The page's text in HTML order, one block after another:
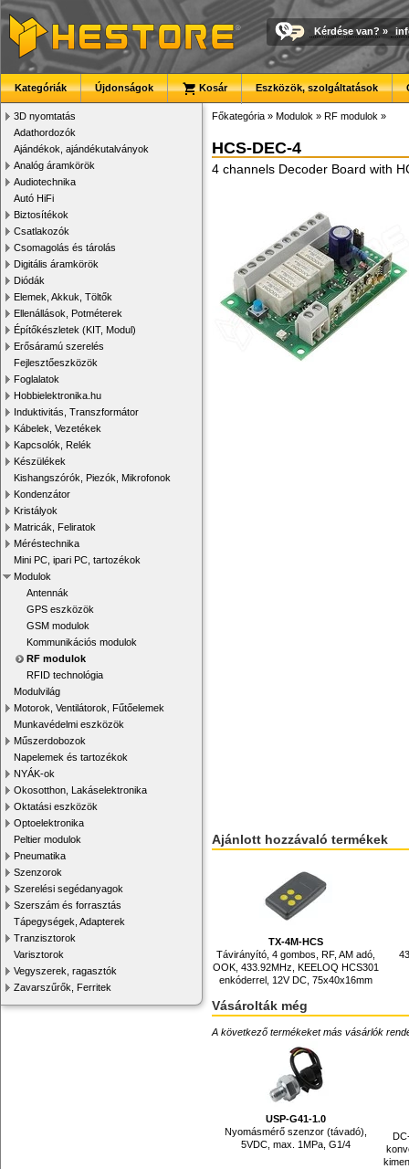
Kérdése van? »
Kategóriák Újdonságok Kosár Eszközök, szolgáltatások
3D nyomtatás
Adathordozók
Ajándékok, ajándékutalványok
Analóg áramkörök
Audiotechnika
Autó HiFi
Biztosítékok
Csatlakozók
Csomagolás és tárolás
Digitális áramkörök
Diódák
Elemek, Akkuk, Töltők
Ellenállások, Potméterek
Építőkészletek (KIT, Modul)
Erősáramú szerelés
Fejlesztőeszközök
Foglalatok
Hobbielektronika.hu
Induktivitás, Transzformátor
Kábelek, Vezetékek
Kapcsolók, Relék
Készülékek
Kishangszórók, Piezók, Mikrofonok
Kondenzátor
Kristályok
Matricák, Feliratok
Méréstechnika
Mini PC, ipari PC, tartozékok
Modulok
Antennák
GPS eszközök
GSM modulok
Kommunikációs modulok
RF modulok
RFID technológia
Modulvilág
Motorok, Ventilátorok, Fűtőelemek
Munkavédelmi eszközök
Műszerdobozok
Napelemek és tartozékok
NYÁK-ok
Okosotthon, Lakáselektronika
Oktatási eszközök
Optoelektronika
Peltier modulok
Pneumatika
Szenzorok
Szerelési segédanyagok
Szerszám és forrasztás
Tápegységek, Adapterek
Tranzisztorok
Varisztorok
Vegyszerek, ragasztók
Zavarszűrők, Ferritek
Főkategória » Modulok » RF modulok »
HCS-DEC-4
4 channels Decoder Board with
Ajánlott hozzávaló termékek
TX-4M-HCS
Távirányító, 4 gombos, RF, AM adó,
OOK, 433.92MHz, KEELOQ HCS301
enkóderrel, 12V DC, 75x40x16mm
Vásárolták még
A következő termékeket más vásárlók
USP-G41-1.0
Nyomásmérő szenzor (távadó),
5VDC, max. 1MPa, G1/4